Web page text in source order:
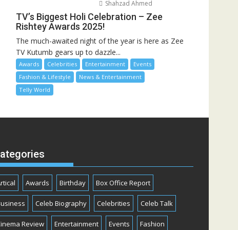
Shahzad Ahmed
TV’s Biggest Holi Celebration – Zee
Rishtey Awards 2025!
The much-awaited night of the year is here as Zee
TV Kutumb gears up to dazzle...
Awards Celebrities Entertainment
Events
Fashion & Lifestyle
News & Entertainment
Telly World
Awards Birthday Box Office Report
Celeb Biography Celebrities Celeb Talk
Review Entertainment Events Fashion